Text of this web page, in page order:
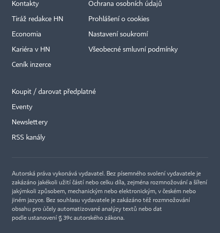
Kontakty
Tiráž redakce HN
Economia
Kariéra v HN
Ceník inzerce
Ochrana osobních údajů
Prohlášení o cookies
Nastavení soukromí
Všeobecné smluvní podmínky
Koupit / darovat předplatné
Eventy
Newslettery
RSS kanály
Autorská práva vykonává vydavatel. Bez písemného svolení vydavatele je
zakázáno jakékoli užití částí nebo celku díla, zejména rozmnožování a šíření
jakýmkoli způsobem, mechanickým nebo elektronickým, v českém nebo
jiném jazyce. Bez souhlasu vydavatele je zakázáno též rozmnožování
obsahu pro účely automatizované analýzy textů nebo dat
podle ustanovení § 39c autorského zákona.